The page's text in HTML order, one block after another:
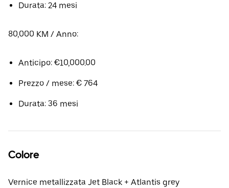
Durata: 24 mesi
80,000 KM / Anno:
Anticipo: €10,000.00
Prezzo / mese: € 764
Durata: 36 mesi
Colore
Vernice metallizzata Jet Black + Atlantis grey